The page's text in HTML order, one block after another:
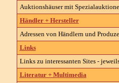
Auktionshäuser mit
Händler + Hersteller
Adressen von Händlern und
Links
Links zu interessanten Sites -
Literatur + Multimedia